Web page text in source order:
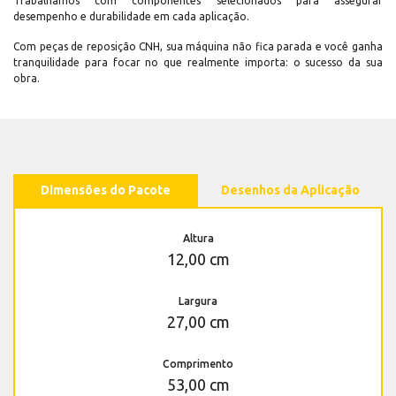
desempenho e durabilidade em cada aplicação.
Com peças de reposição CNH, sua máquina não fica parada e você ganha
tranquilidade para focar no que realmente importa: o sucesso da sua
obra.
Dimensões do Pacote Desenhos da Aplicação
Altura
12,00 cm
Largura
27,00 cm
Comprimento
53,00 cm